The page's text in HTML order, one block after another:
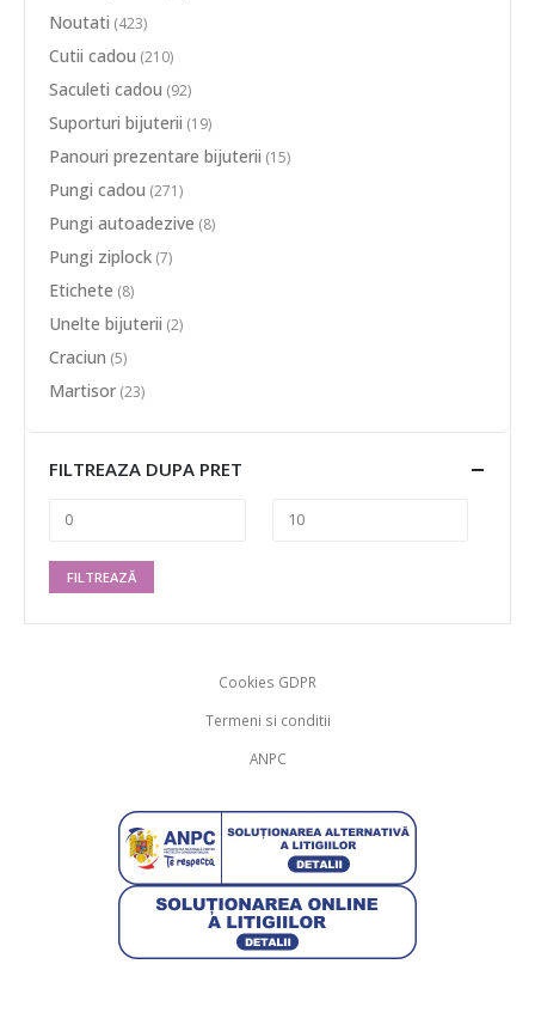
Noutati (423)
Cutii cadou (210)
Saculeti cadou (92)
Suporturi bijuterii (19)
Panouri prezentare bijuterii (15)
Pungi cadou (271)
Pungi autoadezive (8)
Pungi ziplock (7)
Etichete (8)
Unelte bijuterii (2)
Craciun (5)
Martisor (23)
FILTREAZA DUPA PRET
FILTREAZĂ
Cookies GDPR
Termeni si conditii
ANPC